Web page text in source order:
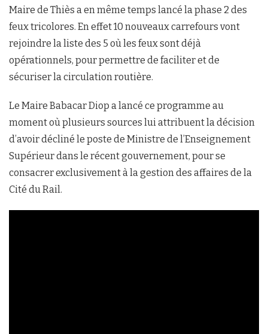
Maire de Thiès a en même temps lancé la phase 2 des
feux tricolores. En effet 10 nouveaux carrefours vont
rejoindre la liste des 5 où les feux sont déjà
opérationnels, pour permettre de faciliter et de
sécuriser la circulation routière.
Le Maire Babacar Diop a lancé ce programme au
moment où plusieurs sources lui attribuent la décision
d’avoir décliné le poste de Ministre de l’Enseignement
Supérieur dans le récent gouvernement, pour se
consacrer exclusivement à la gestion des affaires de la
Cité du Rail.